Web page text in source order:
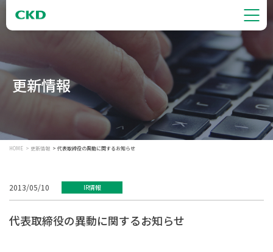
更新情報
HOME 更新情報 代表取締役の異動に関するお知らせ
2013/05/10 IR情報
代表取締役の異動に関するお知らせ